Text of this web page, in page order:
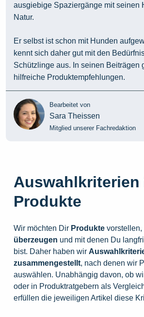
ausgiebige Spaziergänge mit seinen
Natur.
Er selbst ist schon mit Hunden
kennt sich daher gut mit den
Schützlinge aus. In seinen Beiträgen
hilfreiche Produktempfehlungen.
Bearbeitet von
Sara Theissen
Mitglied unserer Fachredaktion
Auswahlkriterien
Produkte
Wir möchten Dir Produkte vorstellen,
überzeugen und mit denen Du
bist. Daher haben wir
zusammengestellt, nach denen wir
auswählen. Unabhängig davon, ob
oder in Produktratgebern als
erfüllen die jeweiligen Artikel diese